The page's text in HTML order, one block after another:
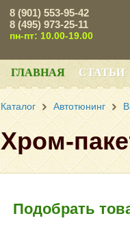
8 (901) 553-95-42
8 (495) 973-25-11
пн-пт: 10.00-19.00
ГЛАВНАЯ СТАТЬИ
Каталог Автотюнинг
Хром-
Подобрать